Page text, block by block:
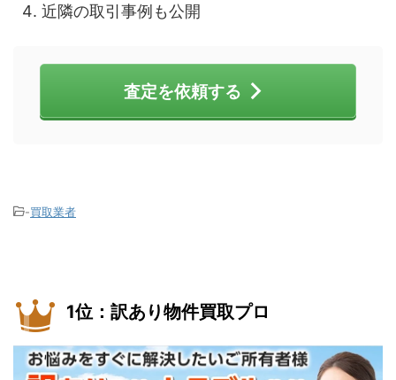
近隣の取引事例も公開
査定を依頼する
-買取業者
1位：訳あり物件買取プロ